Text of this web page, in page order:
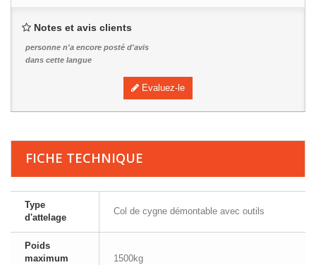
Notes et avis clients
personne n'a encore posté d'avis
dans cette langue
Evaluez-le
FICHE TECHNIQUE
Type
d'attelage
Col de cygne démontable avec outils
Poids
maximum
1500kg